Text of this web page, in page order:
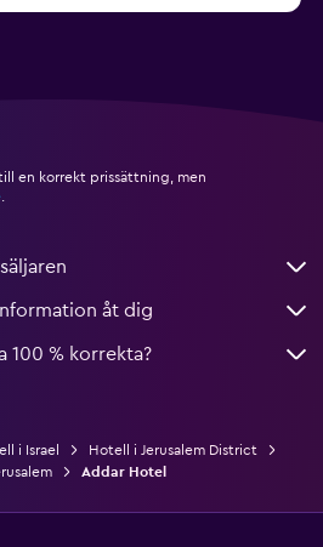
en korrekt prissättning, men
åt dig
100 % korrekta?
i Israel
Hotell i Jerusalem District
Addar Hotel